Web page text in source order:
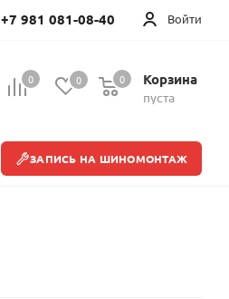
Войти
+7 981 081-08-40
0 0 Корзина
пуста
0
ЗАПИСЬ НА ШИНОМОНТАЖ